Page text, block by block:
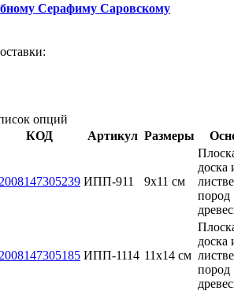
Серафиму Саровскому
опций
КОД
Артикул Размеры
2008147305239 ИПП-911 9х11 см
доска
пород
2008147305185 ИПП-1114 11х14 см
доска
пород